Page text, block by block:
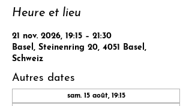
Heure et lieu
21 nov. 2026, 19:15 – 21:30
Basel, Steinenring 20, 4051 Basel,
Schweiz
Autres dates
sam. 15 août, 19:15